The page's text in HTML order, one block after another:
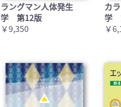
ラングマン人体発生
学 第12版
￥9,350
カ
学
￥